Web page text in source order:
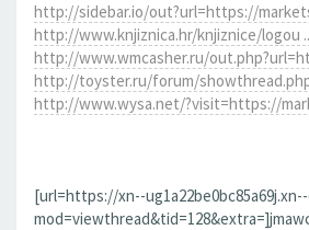
http://sidebar.io/out?url=https://
http://www.knjiznica.hr/knjiznice/logou
http://www.wmcasher.ru/
http://toyster.ru/forum/
http://www.wysa.net/?visit=https://
[url=https://xn--